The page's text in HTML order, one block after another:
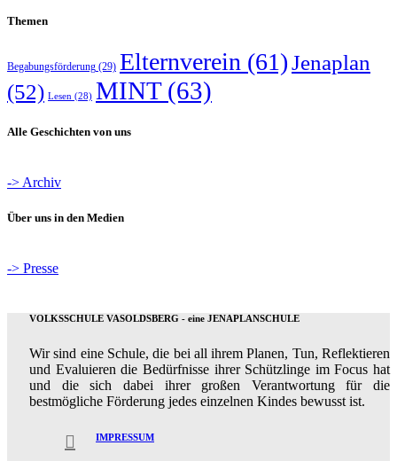
Themen
Begabungsförderung (29) Elternverein (61)Jenaplan
(52) Lesen (28) MINT(63)
Alle Geschichten von uns
-> Archiv
Über uns in den Medien
-> Presse
VOLKSSCHULE VASOLDSBERG - eine JENAPLANSCHULE
Wir sind eine Schule, die bei all ihrem Planen, Tun, Reflektieren
und Evaluieren die Bedürfnisse ihrer Schützlinge im Focus hat
und die sich dabei ihrer großen Verantwortung für die
bestmögliche Förderung jedes einzelnen Kindes bewusst ist.
IMPRESSUM